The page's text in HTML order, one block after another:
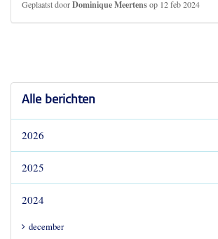
Geplaatst doorDominique Meertensop 12 feb 2024
Alle berichten
2026
2025
2024
december